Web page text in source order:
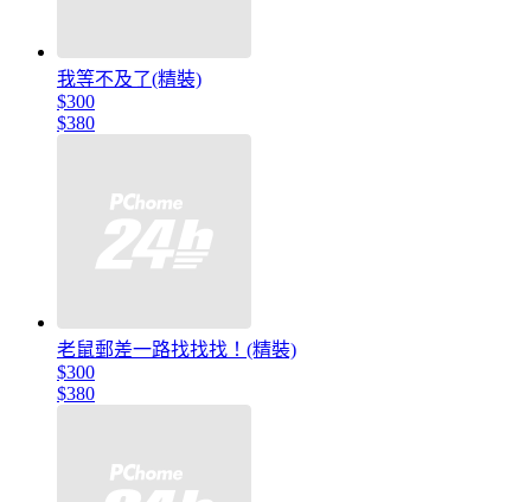
我等不及了(精裝)
$300
$380
老鼠郵差一路找找找！(精裝)
$300
$380